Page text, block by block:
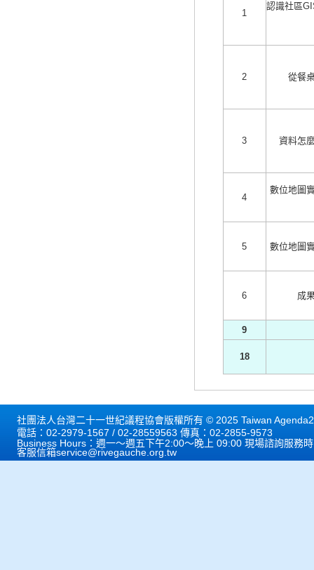
1
認識社區
2 從餐
3 資料怎
4
數位地圖
5 數位地圖
6 成
9
18
社團法人台灣二十一世紀議程協會版權所有 © 2025 Taiwan
電話：02-2979-1567 / 02-28559563 傳真：02-2855-9573
Business Hours：週一～週五下午2:00～晚上 09:00 現場諮詢服務
客服信箱service@rivegauche.org.tw